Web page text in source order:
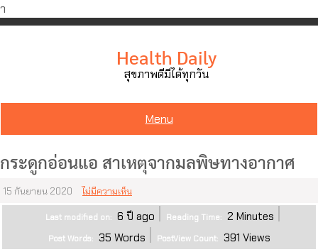
ำ
Skip
Health Daily
สุขภาพดีมีได้ทุกวัน
Menu
กระดูกอ่อนแอ สาเหตุจากมลพิษทางอากาศ
15 กันยายน 2020 ไม่มีความเห็น
Last modified on: 6 ปี ago Reading Time: 2 Minutes
Post Words: 35 Words PostView Count: 391 Views